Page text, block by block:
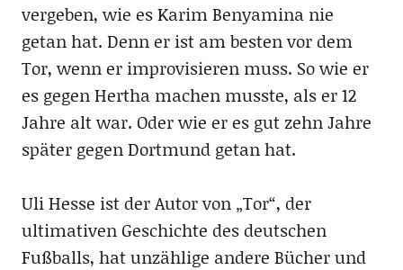
vergeben, wie es Karim Benyamina nie
getan hat. Denn er ist am besten vor dem
Tor, wenn er improvisieren muss. So wie er
es gegen Hertha machen musste, als er 12
Jahre alt war. Oder wie er es gut zehn Jahre
später gegen Dortmund getan hat.
Uli Hesse ist der Autor von „Tor“, der
ultimativen Geschichte des deutschen
Fußballs, hat unzählige andere Bücher und